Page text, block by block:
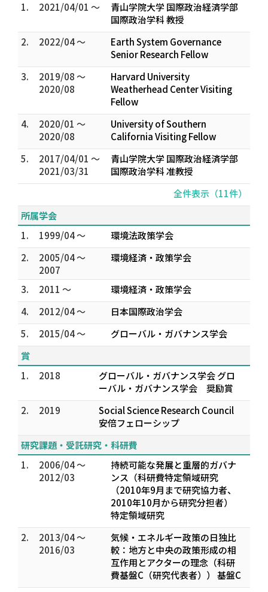
1.
2021/04/01 ～
青山学院大学 国際政治経済学部
国際政治学科 教授
2.
2022/04 ～
Earth System Governance
Senior Research Fellow
3.
2019/08 ～
2020/08
Harvard University
Weatherhead Center Visiting
Fellow
4.
2020/01 ～
2020/08
University of Southern
California Visiting Fellow
5.
2017/04/01 ～
2021/03/31
青山学院大学 国際政治経済学部
国際政治学科 准教授
全件表示（11件）
所属学会
1.
1999/04 ～
環境法政策学会
2.
2005/04 ～
2007
環境経済・政策学会
3. 2011 ～
環境経済・政策学会
4.
2012/04 ～
日本国際政治学会
5.
2015/04 ～
グローバル・ガバナンス学会
賞
1.
2018
グローバル・ガバナンス学会 グロ
ーバル・ガバナンス学会 奨励賞
2.
2019
Social Science Research Council
安倍フェローシップ
研究課題・受託研究・科研費
1.
2006/04 ～
2012/03
持続可能な発展と重層的ガバナ
ンス（科研費特定領域研究
（2010年9月まで研究協力者、
2010年10月から研究分担者）
特定領域研究
2.
2013/04 ～
2016/03
気候・エネルギー政策の日独比
較：地方と中央の政策形成の相
互作用とアクターの理念（科研
費基盤C（研究代表者）） 基盤C